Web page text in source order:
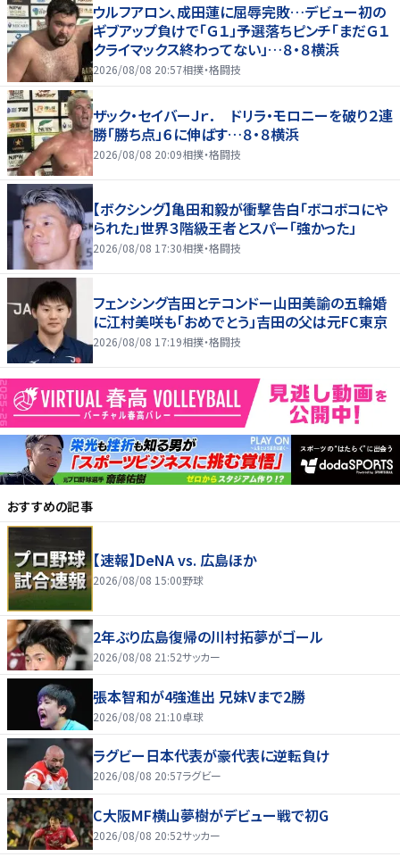
ウルフアロン、成田蓮に屈辱完敗…デビュー初の
ギブアップ負けで「Ｇ１」予選落ちピンチ「まだＧ１
クライマックス終わってない」…８・８横浜
2026/08/08 20:57相撲・格闘技
ザック・セイバーＪｒ． ドリラ・モロニーを破り２連
勝「勝ち点」６に伸ばす…８・８横浜
2026/08/08 20:09相撲・格闘技
【ボクシング】亀田和毅が衝撃告白「ボコボコにや
られた」世界３階級王者とスパー「強かった」
2026/08/08 17:30相撲・格闘技
フェンシング吉田とテコンドー山田美諭の五輪婚
に江村美咲も「おめでとう」吉田の父は元FC東京
2026/08/08 17:19相撲・格闘技
おすすめの記事
【速報】DeNA vs. 広島ほか
2026/08/08 15:00野球
2年ぶり広島復帰の川村拓夢がゴール
2026/08/08 21:52サッカー
張本智和が4強進出 兄妹Vまで2勝
2026/08/08 21:10卓球
ラグビー日本代表が豪代表に逆転負け
2026/08/08 20:57ラグビー
C大阪MF横山夢樹がデビュー戦で初G
2026/08/08 20:52サッカー